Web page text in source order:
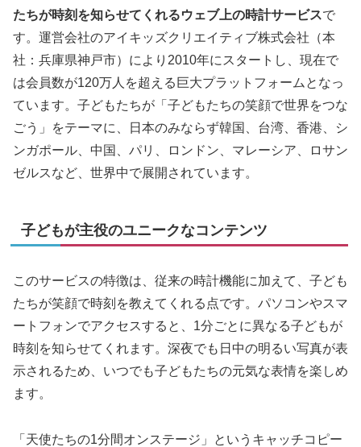
たちが時刻を知らせてくれるウェブ上の時計サービスで
す。運営会社のアイキッズクリエイティブ株式会社（本
社：兵庫県神戸市）により2010年にスタートし、現在で
は会員数が120万人を超える巨大プラットフォームとなっ
ています。子どもたちが「子どもたちの笑顔で世界をつな
ごう」をテーマに、日本のみならず韓国、台湾、香港、シ
ンガポール、中国、パリ、ロンドン、マレーシア、ロサン
ゼルスなど、世界中で展開されています。
子どもが主役のユニークなコンテンツ
このサービスの特徴は、従来の時計機能に加えて、子ども
たちが笑顔で時刻を教えてくれる点です。パソコンやスマ
ートフォンでアクセスすると、1分ごとに異なる子どもが
時刻を知らせてくれます。深夜でも日中の明るい写真が表
示されるため、いつでも子どもたちの元気な表情を楽しめ
ます。
「天使たちの1分間オンステージ」というキャッチコピー